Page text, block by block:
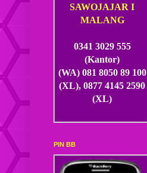
SAWOJAJAR I
MALANG
0341 3029 555
(Kantor)
(WA) 081 8050 89 100
(XL), 0877 4145 2590
(XL)
PIN BB